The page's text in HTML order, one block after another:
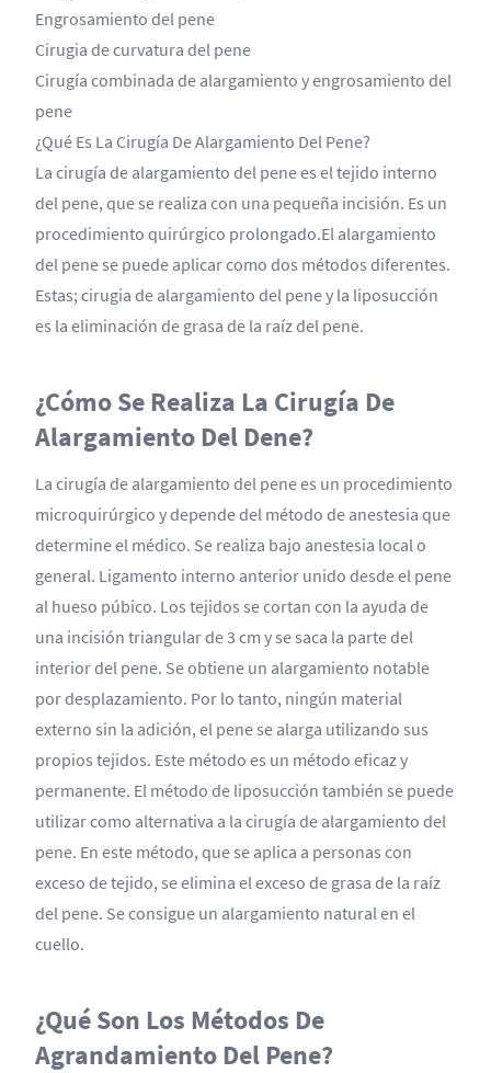
Engrosamiento del pene
Cirugia de curvatura del pene
Cirugía combinada de alargamiento y engrosamiento del
pene
¿Qué Es La Cirugía De Alargamiento Del Pene?
La cirugía de alargamiento del pene es el tejido interno
del pene, que se realiza con una pequeña incisión. Es un
procedimiento quirúrgico prolongado.El alargamiento
del pene se puede aplicar como dos métodos diferentes.
Estas; cirugia de alargamiento del pene y la liposucción
es la eliminación de grasa de la raíz del pene.
¿Cómo Se Realiza La Cirugía De
Alargamiento Del Dene?
La cirugía de alargamiento del pene es un procedimiento
microquirúrgico y depende del método de anestesia que
determine el médico. Se realiza bajo anestesia local o
general. Ligamento interno anterior unido desde el pene
al hueso púbico. Los tejidos se cortan con la ayuda de
una incisión triangular de 3 cm y se saca la parte del
interior del pene. Se obtiene un alargamiento notable
por desplazamiento. Por lo tanto, ningún material
externo sin la adición, el pene se alarga utilizando sus
propios tejidos. Este método es un método eficaz y
permanente. El método de liposucción también se puede
utilizar como alternativa a la cirugía de alargamiento del
pene. En este método, que se aplica a personas con
exceso de tejido, se elimina el exceso de grasa de la raíz
del pene. Se consigue un alargamiento natural en el
cuello.
¿Qué Son Los Métodos De
Agrandamiento Del Pene?